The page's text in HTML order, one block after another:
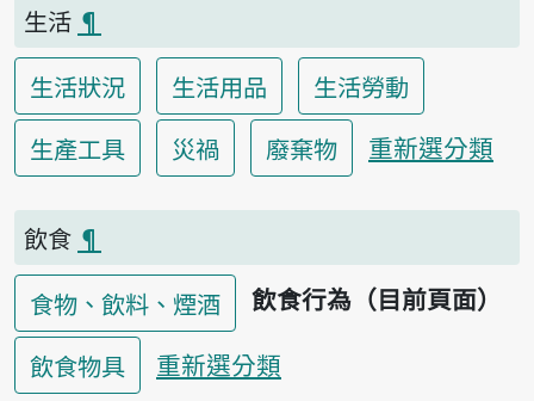
生活 ¶
生活狀況
生活用品
生活勞動
生產工具
災禍 廢棄物 重新選分類
飲食 ¶
食物、飲料、煙酒
飲食行為（目前頁面）
飲食物具
重新選分類